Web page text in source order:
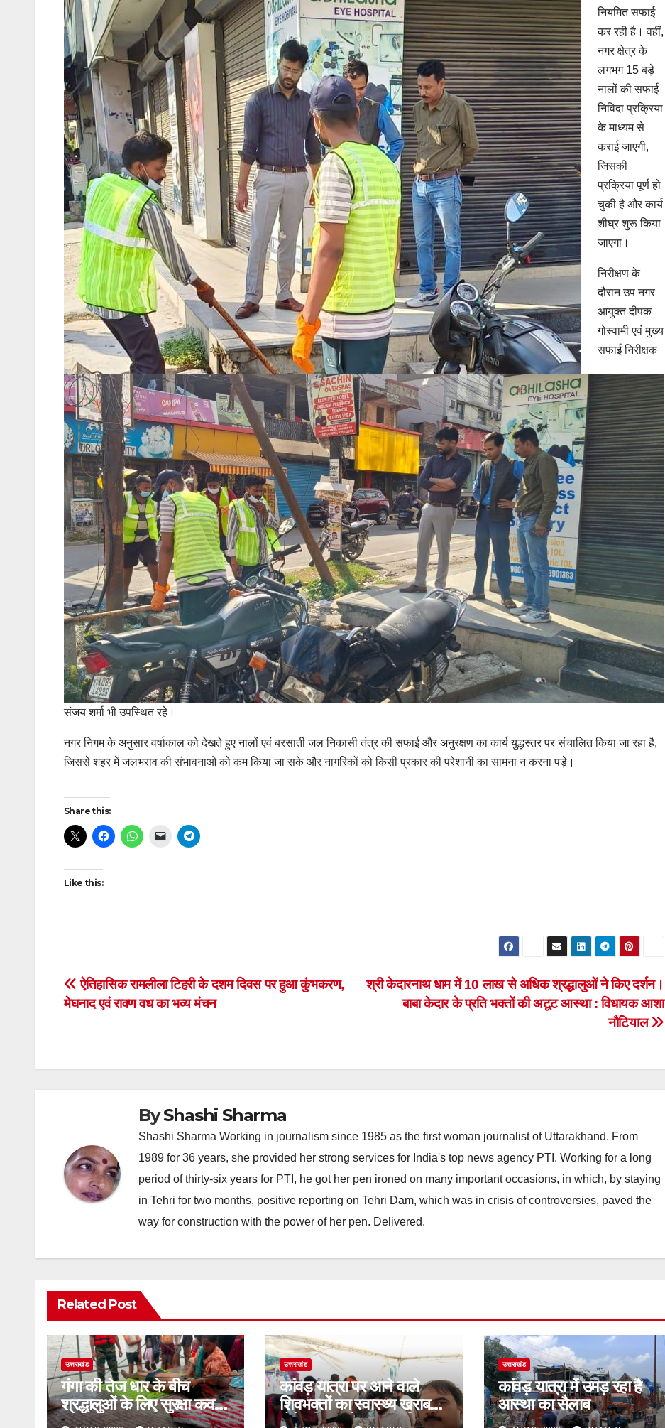
नियमित सफाई
कर रही है। वहीं,
नगर क्षेत्र के
लगभग 15 बड़े
नालों की सफाई
निविदा प्रक्रिया
के माध्यम से
कराई जाएगी,
जिसकी
प्रक्रिया पूर्ण हो
चुकी है और कार्य
शीघ्र शुरू किया
जाएगा।
निरीक्षण के
दौरान उप नगर
आयुक्त दीपक
गोस्वामी एवं मुख्य
सफाई निरीक्षक
संजय शर्मा भी उपस्थित रहे।
नगर निगम के अनुसार वर्षाकाल को देखते हुए नालों एवं बरसाती जल निकासी तंत्र की सफाई और अनुरक्षण का कार्य युद्धस्तर पर संचालित किया जा रहा है,
जिससे शहर में जलभराव की संभावनाओं को कम किया जा सके और नागरिकों को किसी प्रकार की परेशानी का सामना न करना पड़े।
Post
navigation
Share this:
Like this:
Post
navigation
श्री केदारनाथ धाम में 10 लाख से अधिक श्रद्धालुओं ने किए दर्शन।
बाबा केदार के प्रति भक्तों की अटूट आस्था : विधायक आशा
नौटियाल
ऐतिहासिक रामलीला टिहरी के दशम दिवस पर हुआ कुंभकरण,
मेघनाद एवं रावण वध का भव्य मंचन
ByShashi Sharma
Shashi Sharma Working in journalism since 1985 as the first woman journalist of Uttarakhand. From
1989 for 36 years, she provided her strong services for India's top news agency PTI. Working for a long
period of thirty-six years for PTI, he got her pen ironed on many important occasions, in which, by staying
in Tehri for two months, positive reporting on Tehri Dam, which was in crisis of controversies, paved the
way for construction with the power of her pen. Delivered.
Related Post
उत्तराखंड
गंगा की तेज धार के बीच
श्रद्धालुओं के लिए सुरक्षा कवच
बने BEG एवं Centre,
उत्तराखंड
कांवड़ यात्रा पर आने वाले
शिवभक्तों का स्वास्थ्य खराब
होने की दशा में तत्काल निशुल्क
उत्तराखंड
कांवड़ यात्रा में उमड़ रहा है
आस्था का सैलाब